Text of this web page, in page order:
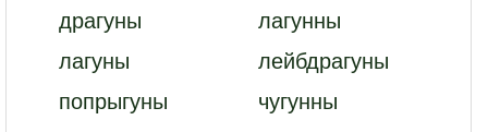
драгуны
лагунны
лагуны
лейбдрагуны
попрыгуны
чугунны